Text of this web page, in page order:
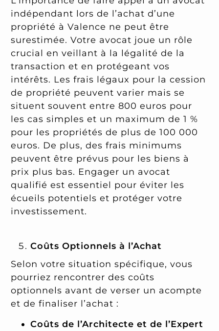
indépendant lors de l’achat d’une
propriété à Valence ne peut être
surestimée. Votre avocat joue un rôle
crucial en veillant à la légalité de la
transaction et en protégeant vos
intérêts. Les frais légaux pour la cession
de propriété peuvent varier mais se
situent souvent entre 800 euros pour
les cas simples et un maximum de 1 %
pour les propriétés de plus de 100 000
euros. De plus, des frais minimums
peuvent être prévus pour les biens à
prix plus bas. Engager un avocat
qualifié est essentiel pour éviter les
écueils potentiels et protéger votre
investissement.
Coûts Optionnels à l’Achat
Selon votre situation spécifique, vous
pourriez rencontrer des coûts
optionnels avant de verser un acompte
et de finaliser l’achat :
Coûts de l’Architecte et de l’Expert